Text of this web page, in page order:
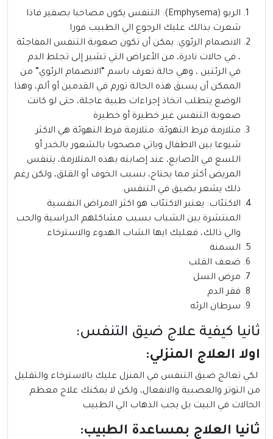
الربو (Emphysema): التنفس يكون مصاحبا بصفير فاذا
شعرت بذالك عليك الرجوع الي الطبيب فورا
الانصمام الرئوي: يمكن أن تكون صعوبة التنفس المفاجئة
، في حالات نادرة، من الأعراض التي تشير إلى تجلط الدم
في الرئتين ، وهي حالة تعرف باسم “الانصمام الرئوي” من
الممكن أن يسبق هذه الحالة تورم في القدمين أو ألم، وهذا
الوضع يتطلب اتخاذ إجراءات طبية عاجلة، حتى لو كانت
صعوبة التنفس غير خطيرة أو خطيرة
متلازمة فرط التهوئة: متلازمة فرط التهوئة هي الاكثر
شيوعا بين الاطفال وياتي مصحوبا بالشعور بالخدر أو
اللسع في الأصابع، عند إصابته بهذه المتلازمة، يتنفس
المريض أكثر مما يحتاج، بسبب الخوف أو القلق، ولكن رغم
ذلك يشعر بضيق في التنفس.
الاكتئاب: يعتبر الاكتئاب هو اكثر الامراض النفسية
المنتشرة بين الشباب بسبب مشاكلهم الدراسية والحب
والي ذالك، فعليك ايها الشاب الهدوء والاسترخاء
السمنة
ضعف القلب
مرض السل
فقر الدم
سرطان الرئه
ثانيا كيفية علاج ضيق التنفس:
اولا العلاج المنزلي:
لكي تعالج ضيق التنفس في المنزل عليك بالاسترخاء والتقليل
من التوتر والعصبية والانفعال، ولكن لا يمكنك علاج معظم
الحالات في البيت بل يجب الذهاب الي الطبيب
ثانيا العلاج بمساعدة الطبيب: